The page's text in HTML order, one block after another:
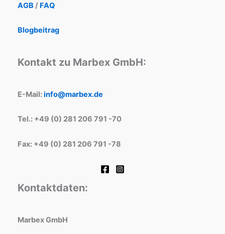
AGB / FAQ
Blogbeitrag
Kontakt zu Marbex GmbH:
E-Mail:info@marbex.de
Tel.: +49 (0) 281 206 791 -70
Fax: +49 (0) 281 206 791 -78
Kontaktdaten:
Marbex GmbH